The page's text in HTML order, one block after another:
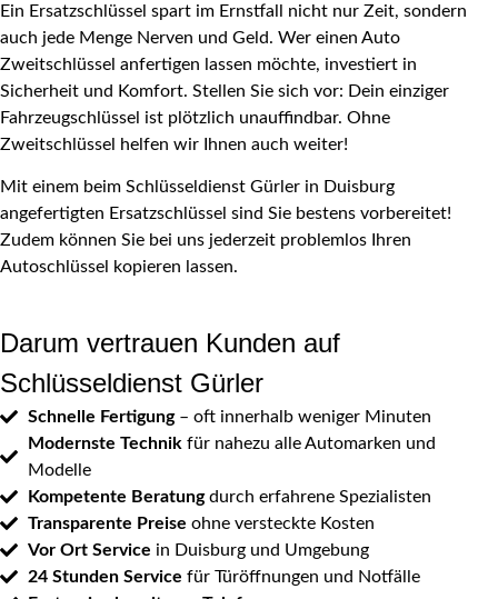
Ein Ersatzschlüssel spart im Ernstfall nicht nur Zeit, sondern
auch jede Menge Nerven und Geld. Wer einen Auto
Zweitschlüssel anfertigen lassen möchte, investiert in
Sicherheit und Komfort. Stellen Sie sich vor: Dein einziger
Fahrzeugschlüssel ist plötzlich unauffindbar. Ohne
Zweitschlüssel helfen wir Ihnen auch weiter!
Mit einem beim Schlüsseldienst Gürler in Duisburg
angefertigten Ersatzschlüssel sind Sie bestens vorbereitet!
Zudem können Sie bei uns jederzeit problemlos Ihren
Autoschlüssel kopieren lassen.
Darum vertrauen Kunden auf
Schlüsseldienst Gürler
Schnelle Fertigung – oft innerhalb weniger Minuten
Modernste Technik für nahezu alle Automarken und
Modelle
Kompetente Beratungdurch erfahrene Spezialisten
Transparente Preise ohne versteckte Kosten
Vor Ort Service in Duisburg und Umgebung
24 Stunden Service für Türöffnungen und Notfälle